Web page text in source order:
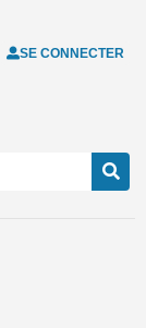
SE CONNECTER